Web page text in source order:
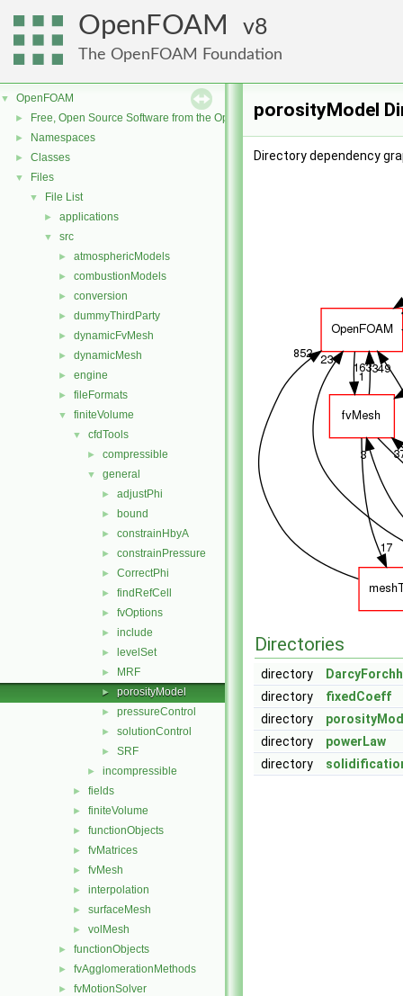
OpenFOAM 8
The OpenFOAM Foundation
▼ OpenFOAM
► Free, Open Source Software from the OpenFOAM Foundation
► Namespaces
► Classes
▼ Files
▼ File List
► applications
▼ src
► atmosphericModels
► combustionModels
► conversion
► dummyThirdParty
► dynamicFvMesh
► dynamicMesh
► engine
► fileFormats
▼ finiteVolume
▼ cfdTools
► compressible
▼ general
► adjustPhi
► bound
► constrainHbyA
► constrainPressure
► CorrectPhi
► findRefCell
► fvOptions
► include
► levelSet
► MRF
► porosityModel
► pressureControl
► solutionControl
► SRF
► incompressible
► fields
► finiteVolume
► functionObjects
► fvMatrices
► fvMesh
► interpolation
► surfaceMesh
► volMesh
► functionObjects
► fvAgglomerationMethods
► fvMotionSolver
porosityModel
Directory dependency
Directories
directory
directory
fixedCoeff
directory
directory
powerLaw
directory